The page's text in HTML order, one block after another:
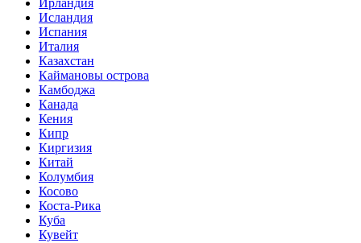
Исландия
Испания
Италия
Казахстан
Каймановы острова
Камбоджа
Канада
Кения
Кипр
Киргизия
Китай
Колумбия
Косово
Коста-Рика
Куба
Кувейт